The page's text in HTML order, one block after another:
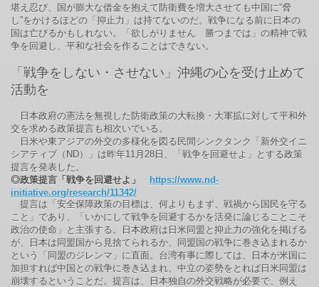
堪え忍び、国が膨大な借金を抱えて防衛費を増大させても中国に“脅
し”をかけるほどの「抑止力」は持てないのだ。戦争になる前に日本の
国は亡びるかもしれない。「欲しがりません 勝つまでは」の精神で戦
争を回避し、平和な社会を作ることはできない。
「戦争をしない・させない」沖縄の心を受け止めて
活動を
日本政府の憲法を無視した防衛政策の大転換・大軍拡に対して平和外
交を求める政策提言も相次いでいる。
日米や東アジアの外交の多様化を図る民間シンクタンク「新外交イニ
シアティブ（ND）」は昨年11月28日、「戦争を回避せよ」とする政策
提言を発表した。
◎政策提言「戦争を回避せよ」 https://www.nd-
initiative.org/research/11342/
提言は「安全保障政策の目標は、何よりもまず、戦禍から国民を守る
こと」であり、「いかにして戦争を回避するかを活発に論じることこそ
政治の使命」と主張する。日本政府は日米同盟と抑止力の強化を掲げる
が、日本は同盟国から見捨てられるか、同盟国の戦争に巻き込まれるか
という「同盟のジレンマ」に直面。台湾有事に際しては、日本が米国に
加担すれば中国との戦争に巻き込まれ、中立の姿勢をとれば日米同盟は
崩壊するということだ。提言は、日本独自の外交戦略が必要で、例え